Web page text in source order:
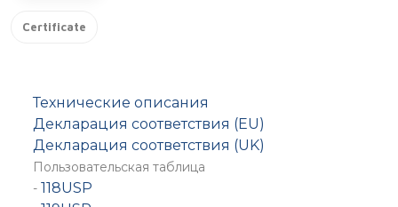
Certificate
Технические описания
Декларация соответствия (EU)
Декларация соответствия (UK)
Пользовательская таблица
- 118USP